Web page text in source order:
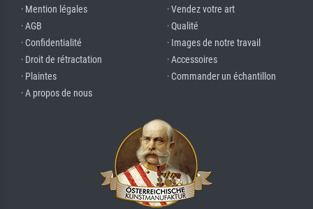
· Mention légales
· AGB
· Confidentialité
· Droit de rétractation
· Plaintes
· A propos de nous
· Vendez votre art
· Qualité
· Images de notre travail
· Accessoires
· Commander un échantillon